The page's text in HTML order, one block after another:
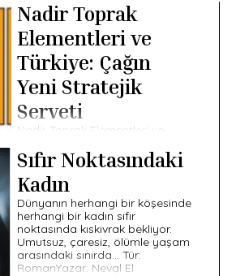
Nadir Toprak
Elementleri ve
Türkiye: Çağın
Yeni Stratejik
Serveti
Nadir Toprak Elementleri ve
Serveti Nadir toprak elementleri
grubu: 15 lantanit (turuncu) ile
skandiyum ve itriyum (mavi).
Nadir Toprak Elementleri Nedir?
[…]
Sıfır Noktasındaki
Kadın
Dünyanın herhangi bir köşesinde
herhangi bir kadın sıfır
noktasında kıskıvrak bekliyor.
Umutsuz, çaresiz, ölümle yaşam
arasındaki sınırda… Tür:
RomanYazar: Neval El